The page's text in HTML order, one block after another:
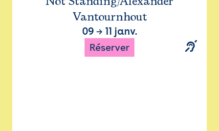
Vantournhout
09→ 11 janv.
Réserver